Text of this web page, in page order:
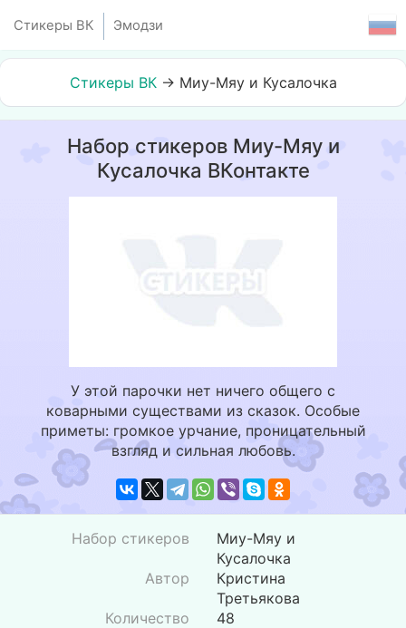
Стикеры ВК Эмодзи
Стикеры ВК→ Миу-Мяу и Кусалочка
Набор стикеров Миу-Мяу и
Кусалочка ВКонтакте
У этой парочки нет ничего общего с
коварными существами из сказок. Особые
приметы: громкое урчание, проницательный
взгляд и сильная любовь.
Набор стикеров
Миу-Мяу и
Кусалочка
Автор
Кристина
Третьякова
Количество
48